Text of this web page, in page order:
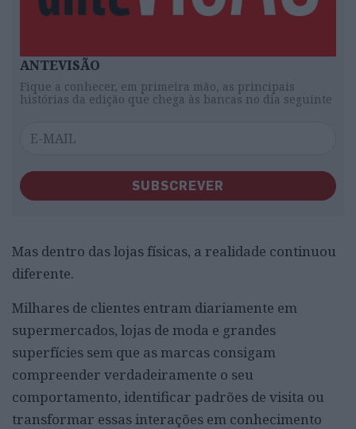
ANTEVISÃO
Fique a conhecer, em primeira mão, as principais
histórias da edição que chega às bancas no dia seguinte
SUBSCREVER
Mas dentro das lojas físicas, a realidade continuou
diferente.
Milhares de clientes entram diariamente em
supermercados, lojas de moda e grandes
superfícies sem que as marcas consigam
compreender verdadeiramente o seu
comportamento, identificar padrões de visita ou
transformar essas interações em conhecimento